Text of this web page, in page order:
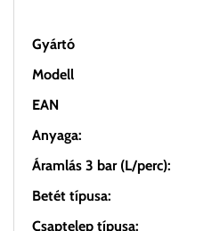
Gyártó
Modell
EAN
Anyaga:
Áramlás 3 bar (L/perc):
Betét típusa:
Csaptelep típusa: